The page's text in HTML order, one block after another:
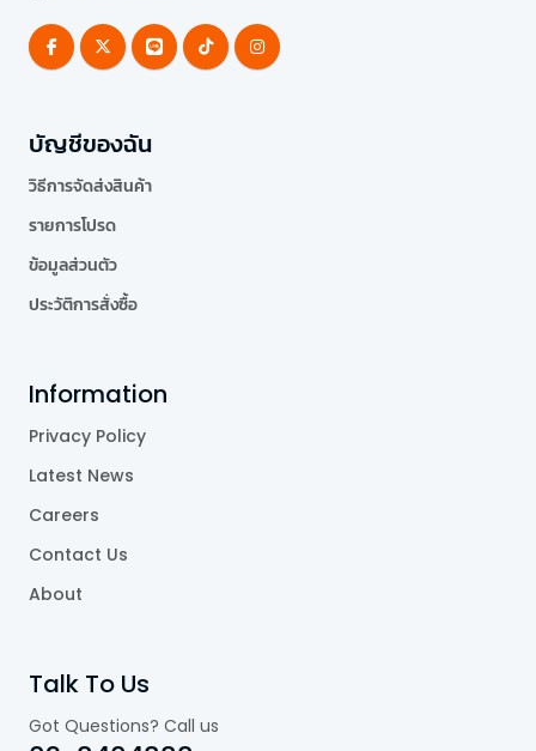
บัญชีของฉัน
วิธีการจัดส่งสินค้า
รายการโปรด
ข้อมูลส่วนตัว
ประวัติการสั่งซื้อ
Information
Privacy Policy
Latest News
Careers
Contact Us
About
Talk To Us
Got Questions? Call us